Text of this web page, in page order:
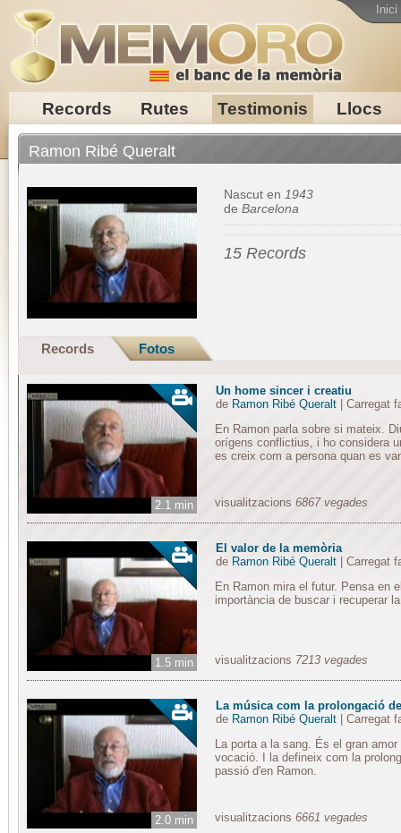
Records Rutes Testimonis Llocs
Inici
Ramon Ribé Queralt
Nascut en 1943
de Barcelona
15 Records
Records Fotos
2.1 min
Un home sincer i creatiu
de Ramon Ribé Queralt| Carregat
En Ramon parla sobre si mateix.
orígens conflictius, i ho considera
es creix com a persona quan es
visualitzacions 6867 vegades
1.5 min
El valor de la memòria
de Ramon Ribé Queralt| Carregat
En Ramon mira el futur. Pensa en
importància de buscar i recuperar
visualitzacions 7213 vegades
2.0 min
La música com la prolongació
de Ramon Ribé Queralt| Carregat
La porta a la sang. És el gran
vocació. I la defineix com la
passió d'en Ramon.
visualitzacions 6661 vegades